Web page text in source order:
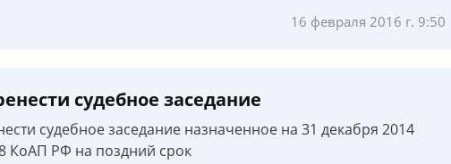
16 февраля 2016 г. 9:50
судебное заседание
судебное заседание назначенное на 31 декабря 2014
КоАП РФ на поздний срок